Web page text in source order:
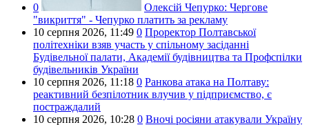
0 Олексій Чепурко: Чергове
"викриття" - Чепурко платить за рекламу
10 серпня 2026, 11:49 0 Проректор Полтавської
політехніки взяв участь у спільному засіданні
Будівельної палати, Академії будівництва та Профспілки
будівельників України
10 серпня 2026, 11:18 0 Ранкова атака на Полтаву:
реактивний безпілотник влучив у підприємство, є
постраждалий
10 серпня 2026, 10:28 0 Вночі росіяни атакували Україну